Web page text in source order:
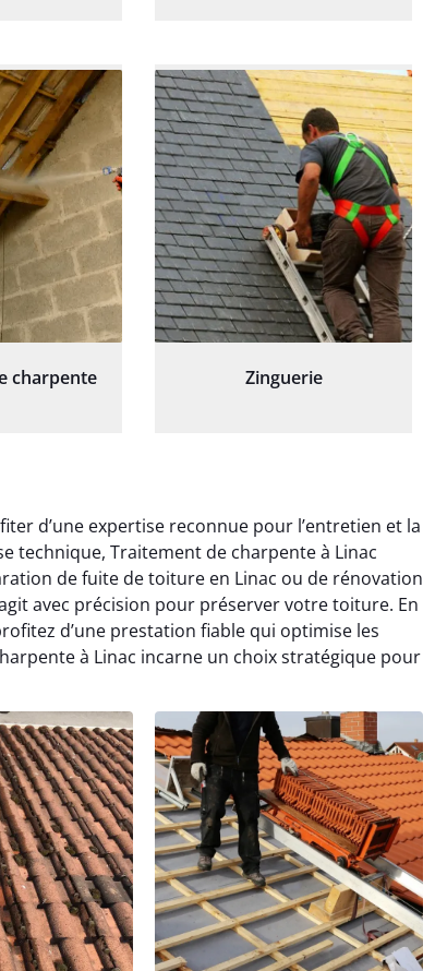
charpente Zinguerie
d’une expertise reconnue pour l’entretien et la
technique, Traitement de charpente à Linac
de fuite de toiture en Linac ou de rénovation
avec précision pour préserver votre toiture. En
d’une prestation fiable qui optimise les
à Linac incarne un choix stratégique pour